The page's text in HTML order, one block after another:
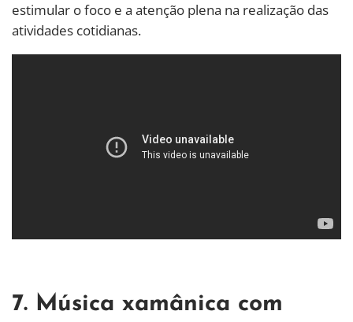
estimular o foco e a atenção plena na realização das
atividades cotidianas.
7. Música xamânica com